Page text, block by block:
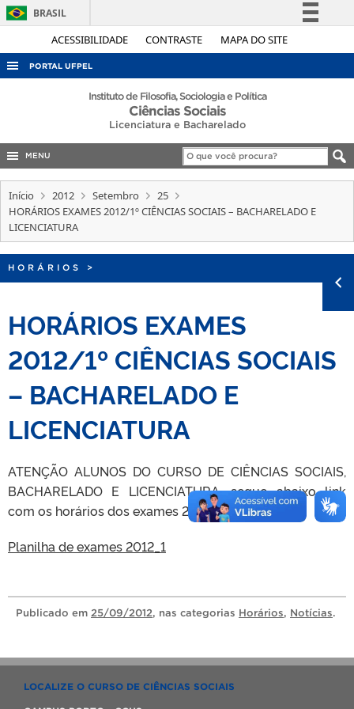
ACESSIBILIDADE CONTRASTE MAPA DO SITE
BRASIL
Simplifique!
Acesso à informação
Canais
PORTAL UFPEL
ACESSO À INFORMAÇÃO
EDITAIS
INTERNACIONAL
OUVIDORIA
PORTARIAS
Instituto de Filosofia, Sociologia e Política
Ciências Sociais
Licenciatura e Bacharelado
MENU
Início 2012 Setembro
25
HORÁRIOS EXAMES 2012/1º CIÊNCIAS SOCIAIS – BACHARELADO E
LICENCIATURA
HORÁRIOS >
HORÁRIOS EXAMES
2012/1º CIÊNCIAS SOCIAIS
– BACHARELADO E
LICENCIATURA
ATENÇÃO ALUNOS DO CURSO DE CIÊNCIAS SOCIAIS,
BACHARELADO E LICENCIATURA, segue abaixo link
com os horários dos exames 2012/1º:
Planilha de exames 2012_1
Publicado em 25/09/2012, nas categorias Horários, Notícias.
LOCALIZE O CURSO DE CIÊNCIAS SOCIAIS